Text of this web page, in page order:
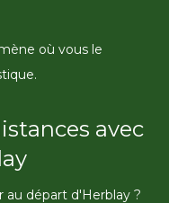
où vous le
avec
au départ d'Herblay ?